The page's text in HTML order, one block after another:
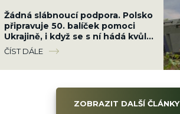
Žádná slábnoucí podpora. Polsko
připravuje 50. balíček pomoci
Ukrajině, i když se s ní hádá kvůli
Banderovi
ČÍST DÁLE
ZOBRAZIT DALŠÍ ČLÁNKY